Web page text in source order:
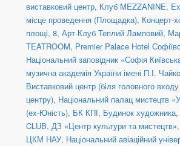
виставковий центр, Клуб MEZZANINE,
місце проведення (Площадка), Концерт-
площі, 8, Арт-Клуб Теплий Ламповий,
TEATROOM, Premier Palace Hotel
Національний заповідник «Софія
музична академія України імені П.І.
Виставковий центр (біля головного
центру), Національний палац мистецтв
(ex-Юність), БК КПІ, Будинок художника,
CLUB, ДЗ «Центр культури та мистецтв»,
ЦКМ НАУ, Національний авіаційний